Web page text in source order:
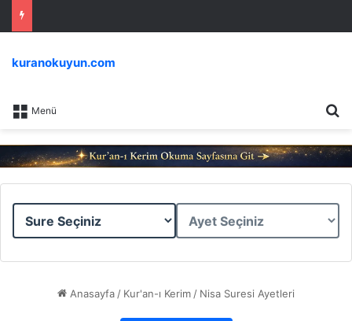
Menü
kuranokuyun.com
Sure
Ayet
Anasayfa / Kur'an-ı Kerim / Nisa Suresi Ayetleri